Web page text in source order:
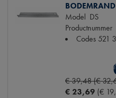
Model DS
Productnummer
Codes 521
€ 39,48 (€
€ 23,69 (€